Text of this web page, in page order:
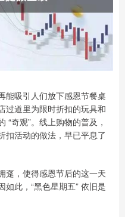
吸引人们放下感恩节餐桌
过道里为限时折扣的玩具和
“奇观”。线上购物的普及，
扣活动的做法，早已平息了
，使得感恩节后的这一天
此，“黑色星期五” 依旧是